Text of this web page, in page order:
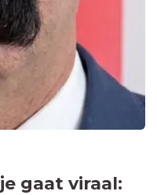
gaat viraal: